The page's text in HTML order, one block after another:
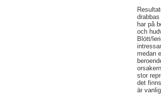
har på
och
Blött/
medan
stor
det
är